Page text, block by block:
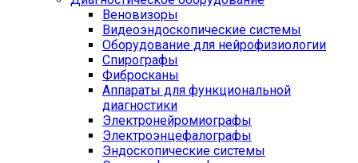
Веновизоры
Видеоэндоскопические системы
Оборудование для нейрофизиологии
Спирографы
Фибросканы
Аппараты для функциональной
диагностики
Электронейромиографы
Электроэнцефалографы
Эндоскопические системы